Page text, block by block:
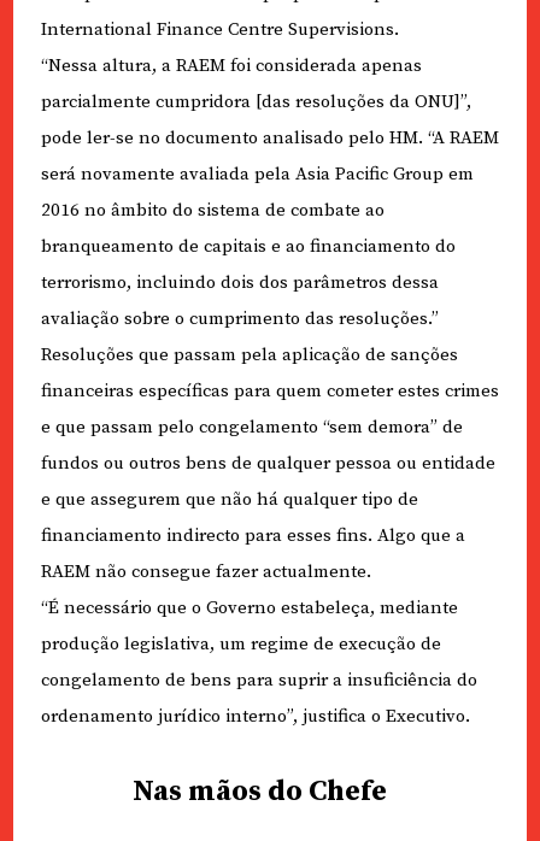
International Finance Centre Supervisions.
“Nessa altura, a RAEM foi considerada apenas
parcialmente cumpridora [das resoluções da ONU]”,
pode ler-se no documento analisado pelo HM. “A RAEM
será novamente avaliada pela Asia Pacific Group em
2016 no âmbito do sistema de combate ao
branqueamento de capitais e ao financiamento do
terrorismo, incluindo dois dos parâmetros dessa
avaliação sobre o cumprimento das resoluções.”
Resoluções que passam pela aplicação de sanções
financeiras específicas para quem cometer estes crimes
e que passam pelo congelamento “sem demora” de
fundos ou outros bens de qualquer pessoa ou entidade
e que assegurem que não há qualquer tipo de
financiamento indirecto para esses fins. Algo que a
RAEM não consegue fazer actualmente.
“É necessário que o Governo estabeleça, mediante
produção legislativa, um regime de execução de
congelamento de bens para suprir a insuficiência do
ordenamento jurídico interno”, justifica o Executivo.
Nas mãos do Chefe